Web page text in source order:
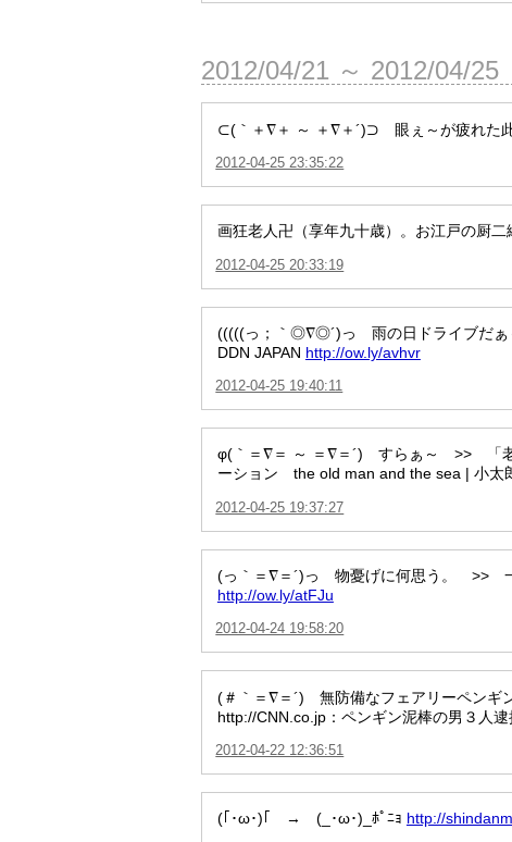
2012/04/21 ～ 2012/04/25
⊂(｀＋∇＋ ～ ＋∇＋´)⊃ 眼ぇ～が疲れた
2012-04-25 23:35:22
画狂老人卍（享年九十歳）。お江戸の厨二
2012-04-25 20:33:19
(((((っ；｀◎∇◎´)っ 雨の日ドライブだ
DDN JAPAN http://ow.ly/avhvr
2012-04-25 19:40:11
φ(｀＝∇＝ ～ ＝∇＝´) すらぁ～ >> 「老
ーション the old man and the sea | 小太
2012-04-25 19:37:27
(っ｀＝∇＝´)っ 物憂げに何思う。 >> 一
http://ow.ly/atFJu
2012-04-24 19:58:20
(＃｀＝∇＝´) 無防備なフェアリーペン
http://CNN.co.jp：ペンギン泥棒の男３人
2012-04-22 12:36:51
(｢･ω･)｢ → (_･ω･)_ﾎﾟﾆｮ http://